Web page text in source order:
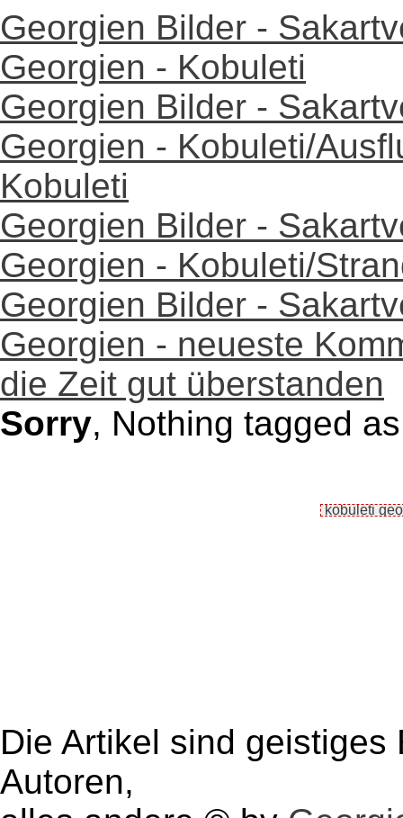
Georgien Bilder -
Georgien - Kobuleti
Georgien Bilder -
Georgien - Kobuleti/
Kobuleti
Georgien Bilder -
Georgien - Kobuleti/
Georgien Bilder -
Georgien - neueste
die Zeit gut überstanden
Sorry, Nothing tagged
Die Artikel sind
Autoren,